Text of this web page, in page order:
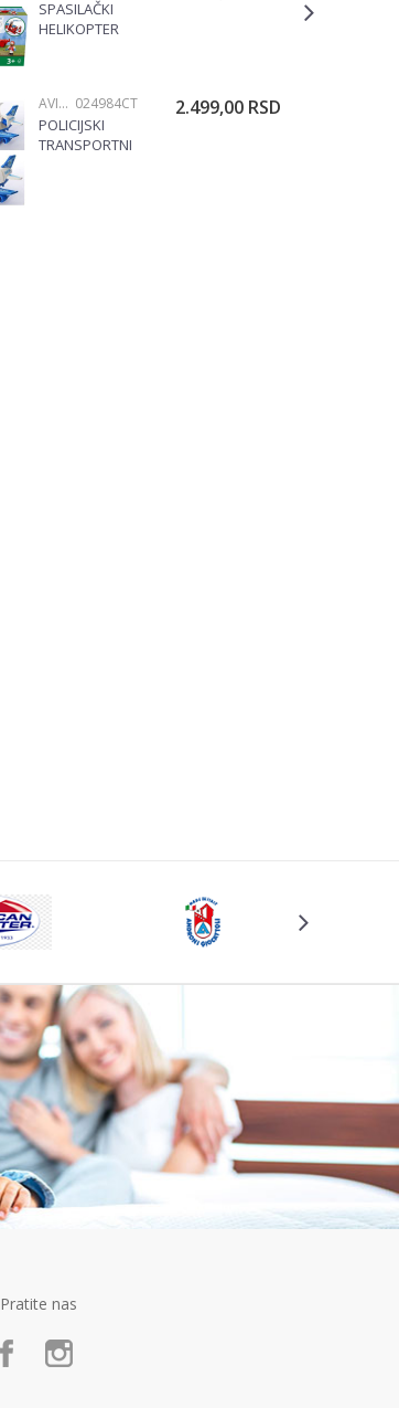
SPASILAČKI
HELIKOPTER
AVIONI I HELIKOPTERI 024984CT
POLICIJSKI
TRANSPORTNI
2.499,00 RSD
Pratite nas